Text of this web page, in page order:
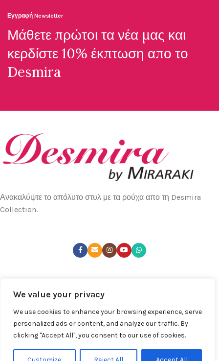
We value your privacy
We use cookies to enhance your browsing experience, serve
personalized ads or content, and analyze our traffic. By
clicking "Accept All", you consent to our use of cookies.
Εγγραφή Newsletter
Μάθετε πρώτοι τα νέα μας και
κερδίστε 10% έκπτωση απο το
Desmira
Ανακαλύψτε το απόλυτο στυλ με τα ρούχα απο τη Desmira
Collection.
ΤΕΛΕΥΤΑΊΑ ΝΈΑ
ΧΡΉΣΙΜΑ LINKS
Desmira by Despina Miraraki S.A. © 2025 | All rights Reserved